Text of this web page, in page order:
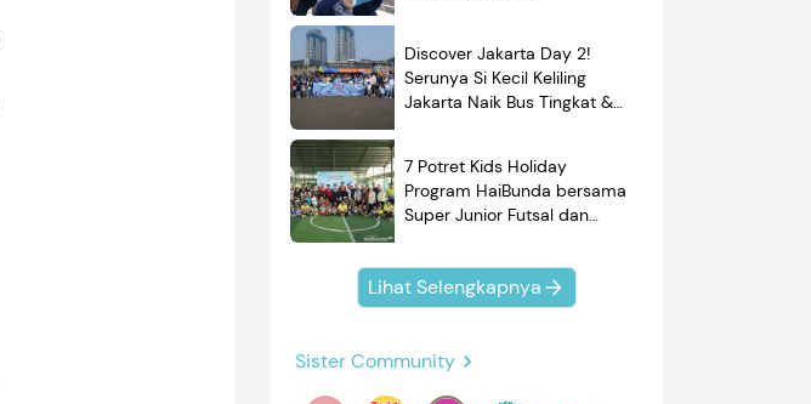
Discover Jakarta Day 2!
Serunya Si Kecil Keliling
Jakarta Naik Bus Tingkat &
7 Potret Kids Holiday
Program HaiBunda bersama
Super Junior Futsal dan
Kompak Banget!
Lihat Selengkapnya
Sister Community